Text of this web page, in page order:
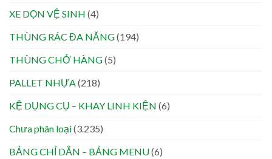
XE DỌN VỆ SINH (4)
THÙNG RÁC ĐA NĂNG(194)
THÙNG CHỞ HÀNG(5)
PALLET NHỰA(218)
KỆ DỤNG CỤ – KHAY LINH KIỆN (6)
Chưa phân loại(3.235)
BẢNG CHỈ DẪN – BẢNG MENU(6)